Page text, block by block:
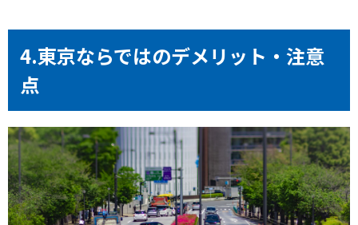
4.東京ならではのデメリット・注意
点